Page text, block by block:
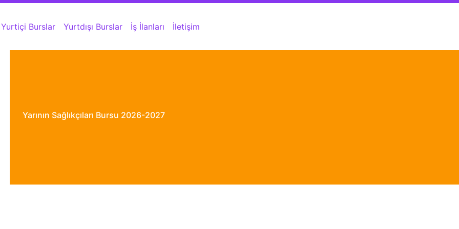
Yurtiçi Burslar Yurtdışı Burslar İş İlanları İletişim
Yarının Sağlıkçıları Bursu 2026-2027